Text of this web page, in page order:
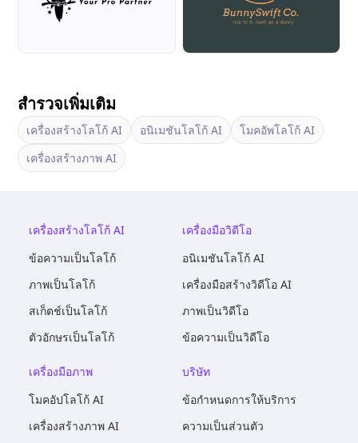
สำรวจเพิ่มเติม
เครื่องสร้างโลโก้ AI อนิเมชันโลโก้ AI
โมคอัพโลโก้ AI
เครื่องสร้างภาพ AI
เครื่องสร้างโลโก้ AI
ข้อความเป็นโลโก้
ภาพเป็นโลโก้
สเก็ตช์เป็นโลโก้
ตัวอักษรเป็นโลโก้
เครื่องมือวิดีโอ
อนิเมชันโลโก้ AI
เครื่องมือสร้างวิดีโอ AI
ภาพเป็นวิดีโอ
ข้อความเป็นวิดีโอ
เครื่องมือภาพ
โมคอัปโลโก้ AI
เครื่องสร้างภาพ AI
บริษัท
ข้อกำหนดการให้บริการ
ความเป็นส่วนตัว